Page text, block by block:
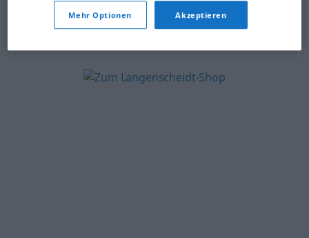
© OpenThesaurus.de
Mehr Optionen Akzeptieren